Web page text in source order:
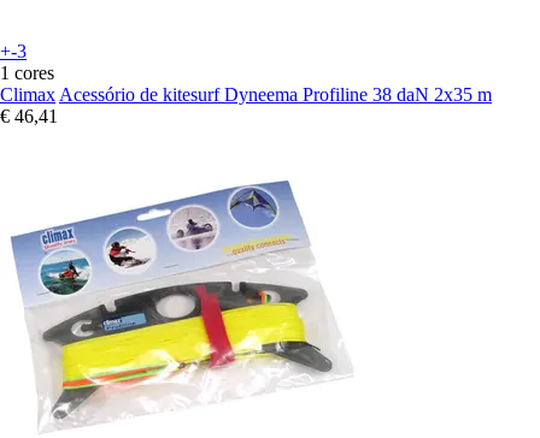
+-3
1 cores
Climax Acessório de kitesurf Dyneema Profiline 38 daN 2x35 m
€ 46,41